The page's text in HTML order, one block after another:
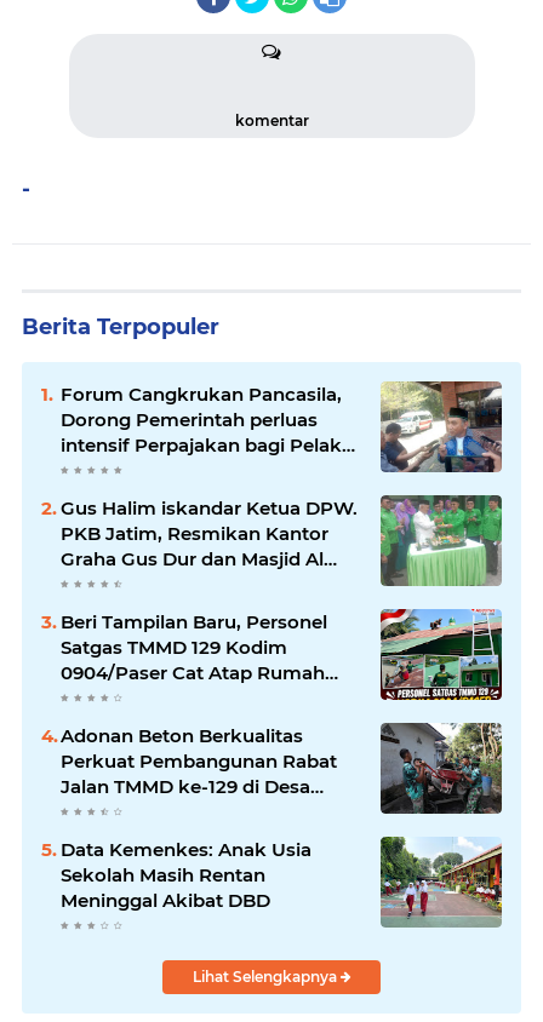
komentar
-
Berita Terpopuler
Forum Cangkrukan Pancasila,
Dorong Pemerintah perluas
intensif Perpajakan bagi Pelaku
Usaha UMKM.
Gus Halim iskandar Ketua DPW.
PKB Jatim, Resmikan Kantor
Graha Gus Dur dan Masjid Al
Iskandariyah, dorong Jadi Pusat
Pelayanan Warga dan Dakwah
Umat.
Beri Tampilan Baru, Personel
Satgas TMMD 129 Kodim
0904/Paser Cat Atap Rumah
Marbot
Adonan Beton Berkualitas
Perkuat Pembangunan Rabat
Jalan TMMD ke-129 di Desa
Ledoktempuro
Data Kemenkes: Anak Usia
Sekolah Masih Rentan
Meninggal Akibat DBD
Lihat Selengkapnya